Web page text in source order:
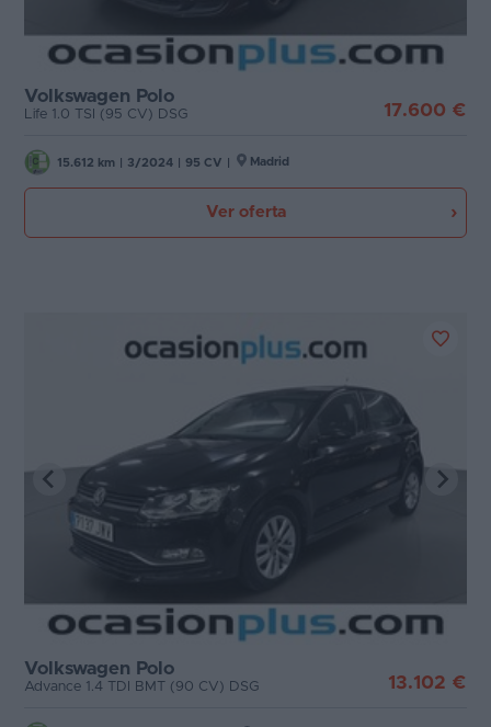
Volkswagen Polo
Life 1.0 TSI (95 CV) DSG 17.600 €
15.612 km 3/2024 95 CV Madrid
Ver oferta
Volkswagen Polo
Advance 1.4 TDI BMT (90 CV) DSG 13.102 €